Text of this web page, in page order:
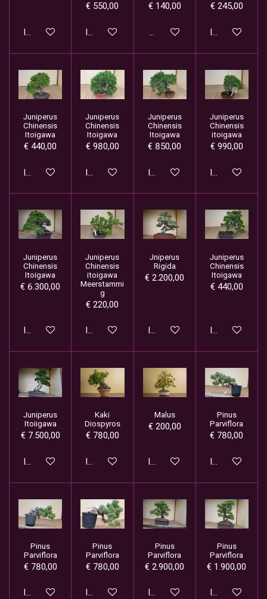
In winkelwagen
€ 550,00
In winkelwagen
€ 140,00
Houd mij op de hoogte
€ 245,00
In
Juniperus
Chinensis
Itoigawa
€ 440,00
In winkelwagen
Juniperus
Chinensis
Itoigawa
€ 980,00
In winkelwagen
Juniperus
Chinensis
Itoigawa
€ 850,00
In winkelwagen
Juniperus
Chinensis
itoigawa
€ 990,00
In
Juniperus
Chinensis
Itoigawa
€ 6.300,00
In winkelwagen
Juniperus
Chinensis
itoigawa
Meerstammi
g
€ 220,00
In winkelwagen
Jniperus
Rigida
€ 2.200,00
In winkelwagen
Juniperus
Chinensis
Itoigawa
€ 440,00
In
Juniperus
Itoiigawa
€ 7.500,00
In winkelwagen
Kaki
Diospyros
€ 780,00
In winkelwagen
Malus
€ 200,00
In winkelwagen
Pinus
Parviflora
€ 780,00
In
Pinus
Parviflora
€ 780,00
In winkelwagen
Pinus
Parviflora
€ 780,00
In winkelwagen
Pinus
Parviflora
€ 2.900,00
In winkelwagen
Pinus
Parviflora
€ 1.900,00
In